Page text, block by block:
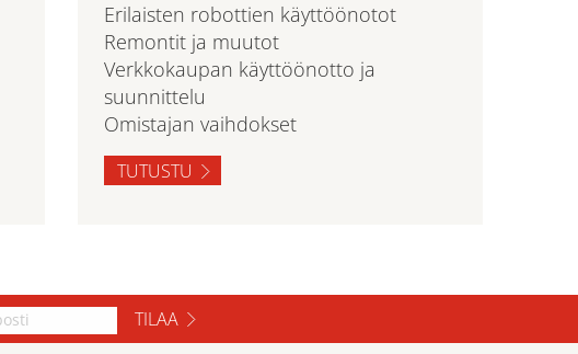
Erilaisten robottien käyttöönotot
Remontit ja muutot
Verkkokaupan käyttöönotto ja
suunnittelu
Omistajan vaihdokset
TUTUSTU
TILAA